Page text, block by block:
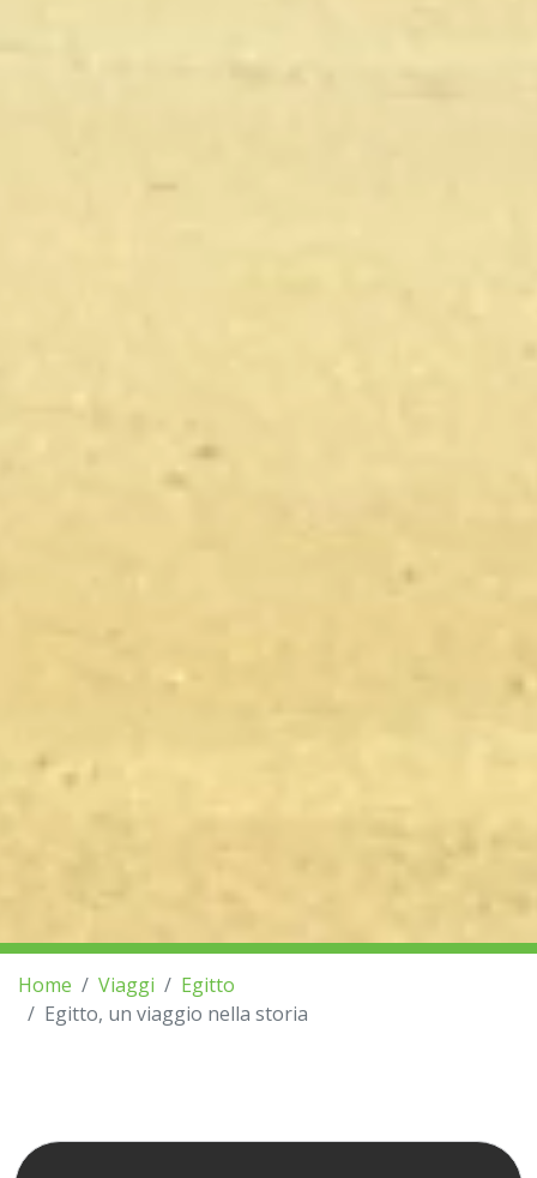
Home Viaggi
Egitto
Egitto, un viaggio nella storia